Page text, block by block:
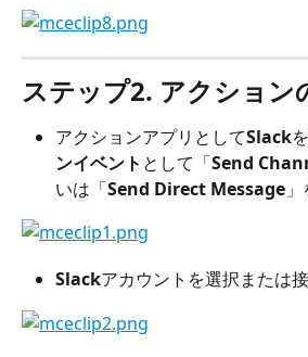
ステップ2. アクション
アクションアプリとしてSlack
ンイベント として「Send
いは「Send Direct Message
Slackアカウントを選択または接